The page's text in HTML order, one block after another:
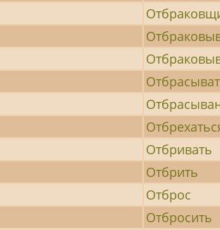
Отбривать
Отбрить
Отброс
Отбросить